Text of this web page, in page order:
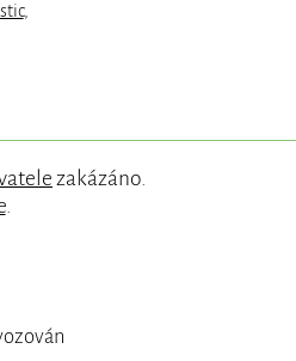
,
zakázáno.
.